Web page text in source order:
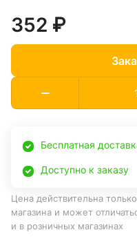
352 ₽
Бесплатная
Доступно к заказу
Цена действительна
магазина и может
и в розничных магазинах